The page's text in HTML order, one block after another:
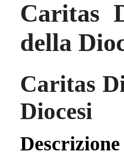
Caritas
della
Caritas
Diocesi